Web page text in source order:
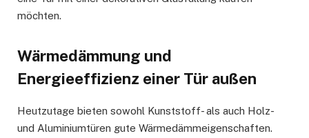
möchten.
Wärmedämmung und
Energieeffizienz einer Tür außen
Heutzutage bieten sowohl Kunststoff- als auch Holz-
und Aluminiumtüren gute Wärmedämmeigenschaften.